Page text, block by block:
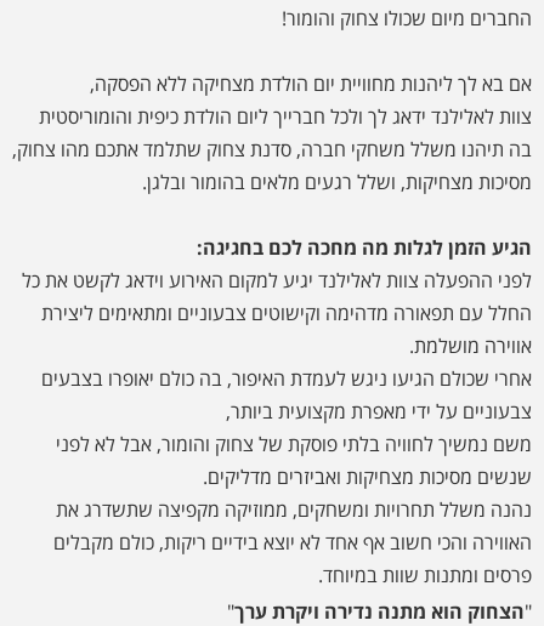
החברים מיום שכולו צחוק והומור!
אם בא לך ליהנות מחוויית יום הולדת מצחיקה ללא הפסקה,
צוות לאלילנד ידאג לך ולכל חברייך ליום הולדת כיפית והומוריסטית
בה תיהנו משלל משחקי חברה, סדנת צחוק שתלמד אתכם מהו צחוק,
מסיכות מצחיקות, ושלל רגעים מלאים בהומור ובלגן.
הגיע הזמן לגלות מה מחכה לכם בחגיגה:
לפני ההפעלה צוות לאלילנד יגיע למקום האירוע וידאג לקשט את כל
החלל עם תפאורה מדהימה וקישוטים צבעוניים ומתאימים ליצירת
אווירה מושלמת.
אחרי שכולם הגיעו ניגש לעמדת האיפור, בה כולם יאופרו בצבעים
צבעוניים על ידי מאפרת מקצועית ביותר,
משם נמשיך לחוויה בלתי פוסקת של צחוק והומור, אבל לא לפני
שנשים מסיכות מצחיקות ואביזרים מדליקים.
נהנה משלל תחרויות ומשחקים, ממוזיקה מקפיצה שתשדרג את
האווירה והכי חשוב אף אחד לא יוצא בידיים ריקות, כולם מקבלים
פרסים ומתנות שוות במיוחד.
"הצחוק הוא מתנה נדירה ויקרת ערך"